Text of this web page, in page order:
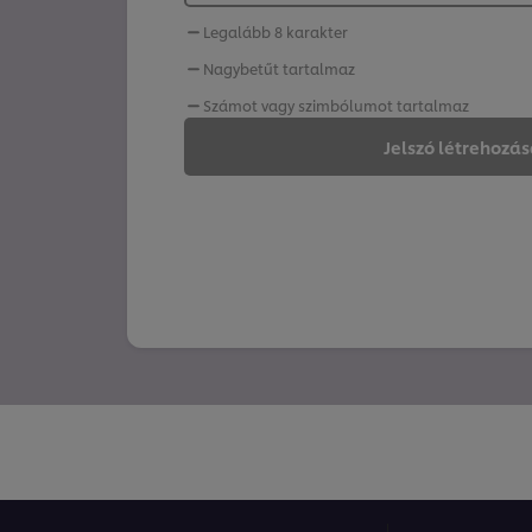
Legalább 8 karakter
Nagybetűt tartalmaz
Számot vagy szimbólumot tartalmaz
Jelszó